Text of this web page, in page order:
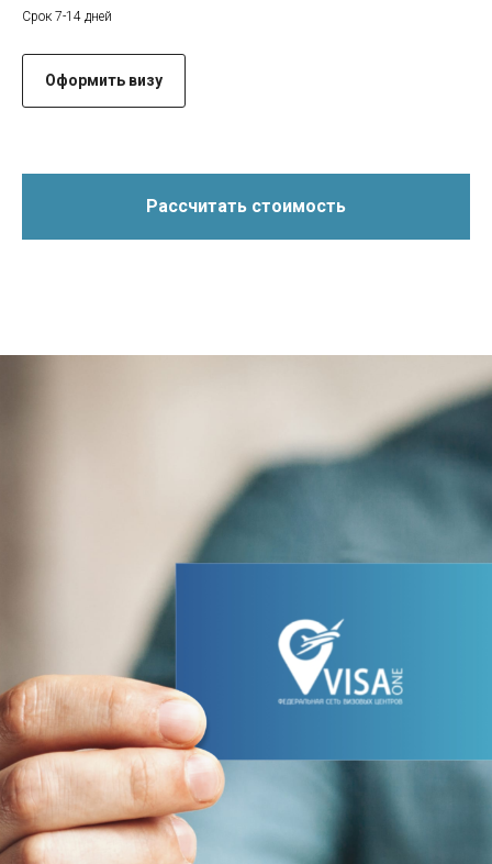
Срок 7-14 дней
Оформить визу
Рассчитать стоимость